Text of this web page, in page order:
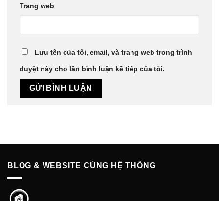
Trang web
Lưu tên của tôi, email, và trang web trong trình
duyệt này cho lần bình luận kế tiếp của tôi.
BLOG & WEBSITE CÙNG HỆ THỐNG